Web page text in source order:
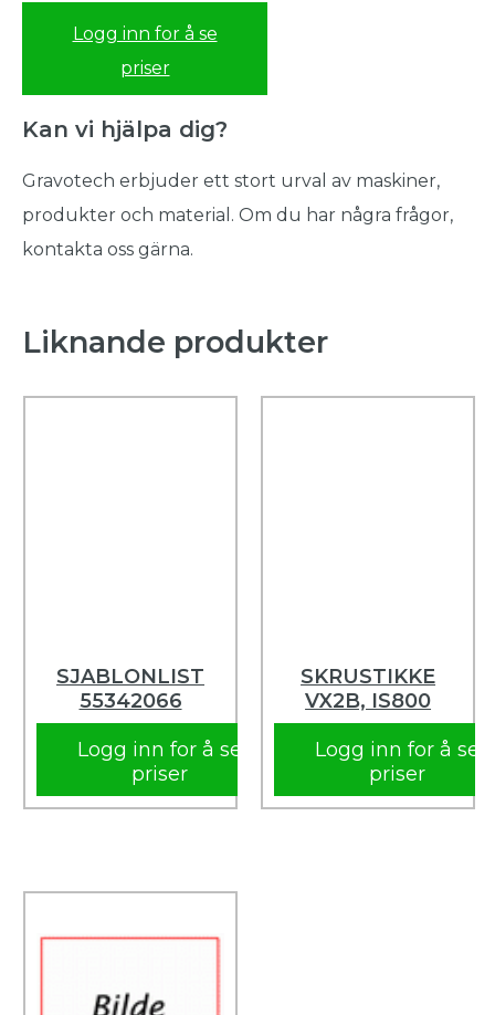
Logg inn for å se
priser
Kan vi hjälpa dig?
Gravotech erbjuder ett stort urval av maskiner,
produkter och material. Om du har några frågor,
kontakta oss gärna.
Liknande produkter
SJABLONLIST
55342066
Logg inn for å se
priser
SKRUSTIKKE
VX2B, IS800
Logg inn for å se
priser